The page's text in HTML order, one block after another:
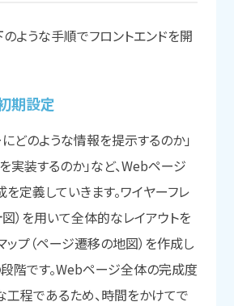
ような手順でフロントエンドを開
期設定
どのような情報を提示するのか」
実装するのか」など、Webページ
定義していきます。ワイヤーフレ
）を用いて全体的なレイアウトを
ップ（ページ遷移の地図）を作成し
階です。Webページ全体の完成度
工程であるため、時間をかけてで